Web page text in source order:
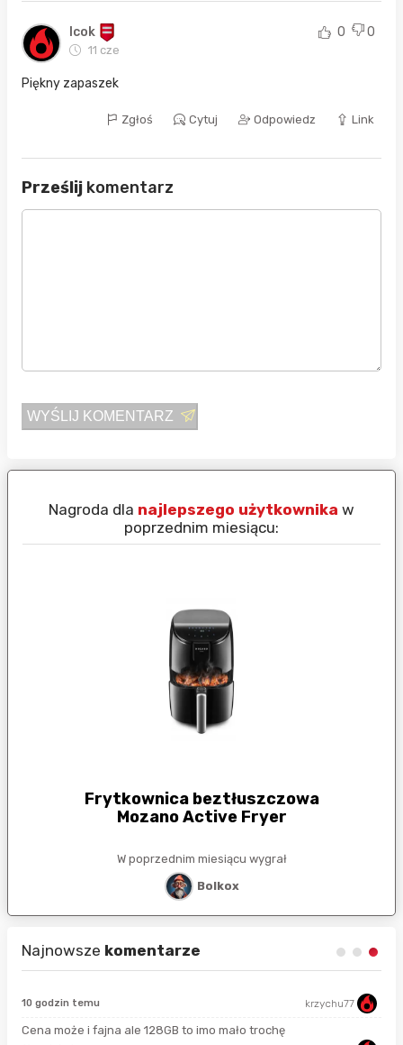
Icok
11 cze
0 0
Piękny zapaszek
Zgłoś Cytuj Odpowiedz Link
Prześlij komentarz
WYŚLIJ KOMENTARZ
Nagroda dla najlepszego użytkownika w
poprzednim miesiącu:
Frytkownica beztłuszczowa
Mozano Active Fryer
W poprzednim miesiącu wygrał
Bolkox
Najnowsze komentarze
10 godzin temu krzychu77
Cena może i fajna ale 128GB to imo mało trochę